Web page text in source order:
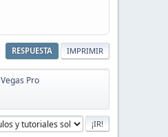
RESPUESTA IMPRIMIR
Pro